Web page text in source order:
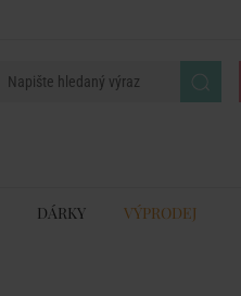
DÁRKY VÝPRODEJ